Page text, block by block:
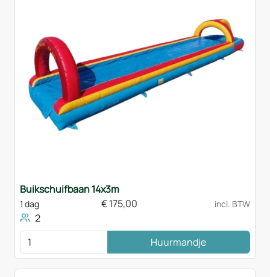
Buikschuifbaan 14x3m
1 dag €175,00 incl. BTW
2
Huurmandje